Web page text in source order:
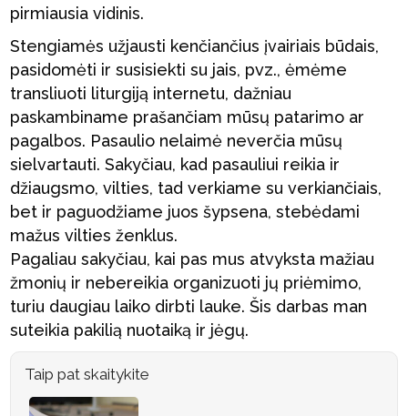
pirmiausia vidinis.
Stengiamės užjausti kenčiančius įvairiais būdais,
pasidomėti ir susisiekti su jais, pvz., ėmėme
transliuoti liturgiją internetu, dažniau
paskambiname prašančiam mūsų patarimo ar
pagalbos. Pasaulio nelaimė neverčia mūsų
sielvartauti. Sakyčiau, kad pasauliui reikia ir
džiaugsmo, vilties, tad verkiame su verkiančiais,
bet ir paguodžiame juos šypsena, stebėdami
mažus vilties ženklus.
Pagaliau sakyčiau, kai pas mus atvyksta mažiau
žmonių ir nebereikia organizuoti jų priėmimo,
turiu daugiau laiko dirbti lauke. Šis darbas man
suteikia pakilią nuotaiką ir jėgų.
Taip pat skaitykite